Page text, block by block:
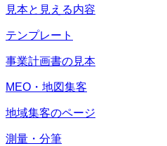
見本と見える内容
テンプレート
事業計画書の見本
MEO・地図集客
地域集客のページ
測量・分筆